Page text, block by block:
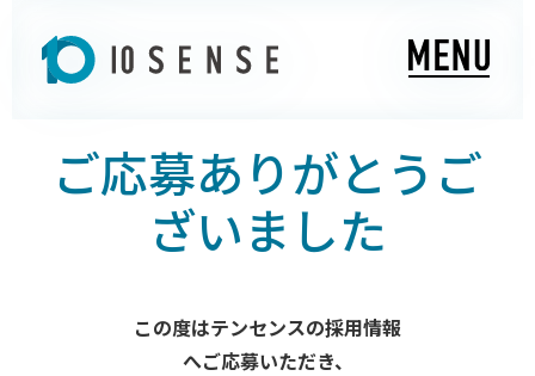
ご応募ありがとうご
ざいました
この度はテンセンスの採用情報
へご応募いただき、